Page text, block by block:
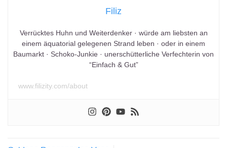
Filiz
Verrücktes Huhn und Weiterdenker · würde am liebsten an
einem äquatorial gelegenen Strand leben · oder in einem
Baumarkt · Schoko-Junkie · unerschütterliche Verfechterin von
“Einfach & Gut”
www.filizity.com/about